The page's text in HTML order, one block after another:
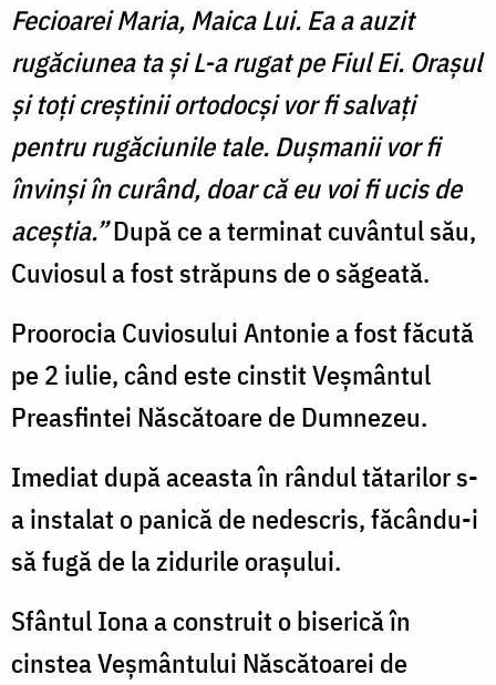
Fecioarei Maria, Maica Lui. Ea a auzit
rugăciunea ta și L-a rugat pe Fiul Ei. Orașul
și toți creștinii ortodocși vor fi salvați
pentru rugăciunile tale. Dușmanii vor fi
învinși în curând, doar că eu voi fi ucis de
aceștia.”După ce a terminat cuvântul său,
Cuviosul a fost străpuns de o săgeată.
Proorocia Cuviosului Antonie a fost făcută
pe 2 iulie, când este cinstit Veșmântul
Preasfintei Născătoare de Dumnezeu.
Imediat după aceasta în rândul tătarilor s-
a instalat o panică de nedescris, făcându-i
să fugă de la zidurile orașului.
Sfântul Iona a construit o biserică în
cinstea Veșmântului Născătoarei de